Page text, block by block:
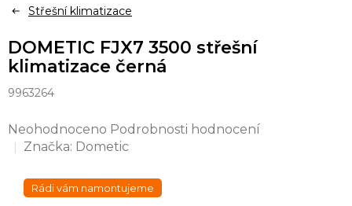
Střešní klimatizace
DOMETIC FJX7 3500 střešní
klimatizace černá
9963264
Průměrné
hodnocení
0,0
Neohodnoceno Podrobnosti hodnocení
Značka: Dometic
Rádi vám namontujeme